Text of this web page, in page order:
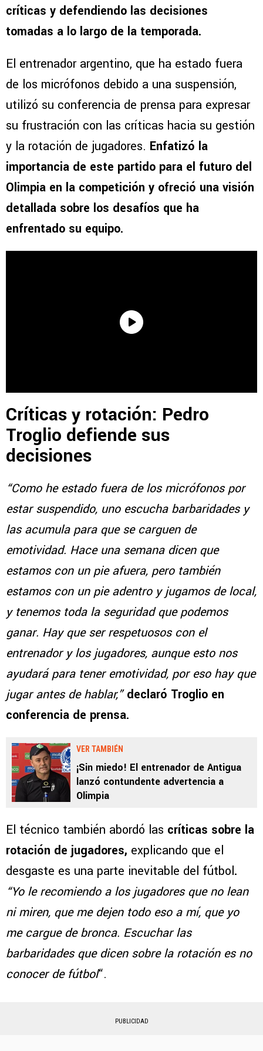
críticas y defendiendo las decisiones
tomadas a lo largo de la temporada.
El entrenador argentino, que ha estado fuera
de los micrófonos debido a una suspensión,
utilizó su conferencia de prensa para expresar
su frustración con las críticas hacia su gestión
y la rotación de jugadores. Enfatizó la
importancia de este partido para el futuro del
Olimpia en la competición y ofreció una visión
detallada sobre los desafíos que ha
enfrentado su equipo.
Críticas y rotación: Pedro
Troglio defiende sus
decisiones
“Como he estado fuera de los micrófonos por
estar suspendido, uno escucha barbaridades y
las acumula para que se carguen de
emotividad. Hace una semana dicen que
estamos con un pie afuera, pero también
estamos con un pie adentro y jugamos de local,
y tenemos toda la seguridad que podemos
ganar. Hay que ser respetuosos con el
entrenador y los jugadores, aunque esto nos
ayudará para tener emotividad, por eso hay que
jugar antes de hablar,” declaró Troglio en
conferencia de prensa.
VER TAMBIÉN
¡Sin miedo! El entrenador de Antigua
lanzó contundente advertencia a
Olimpia
El técnico también abordó las críticas sobre la
rotación de jugadores, explicando que el
desgaste es una parte inevitable del fútbol.
“Yo le recomiendo a los jugadores que no lean
ni miren, que me dejen todo eso a mí, que yo
me cargue de bronca. Escuchar las
barbaridades que dicen sobre la rotación es no
conocer de fútbol“.
PUBLICIDAD